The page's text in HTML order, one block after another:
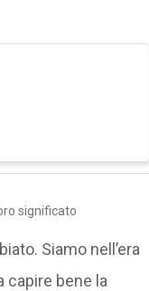
significato
Siamo nell’era
capire bene la
A Accordi